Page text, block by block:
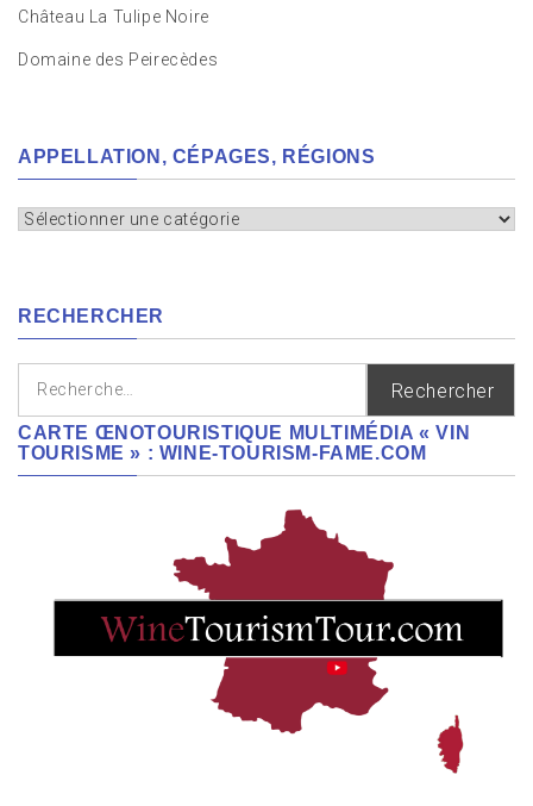
Château La Tulipe Noire
Domaine des Peirecèdes
APPELLATION, CÉPAGES, RÉGIONS
Appellation,
RECHERCHER
Rechercher :
CARTE ŒNOTOURISTIQUE MULTIMÉDIA « VIN
TOURISME » : WINE-TOURISM-FAME.COM